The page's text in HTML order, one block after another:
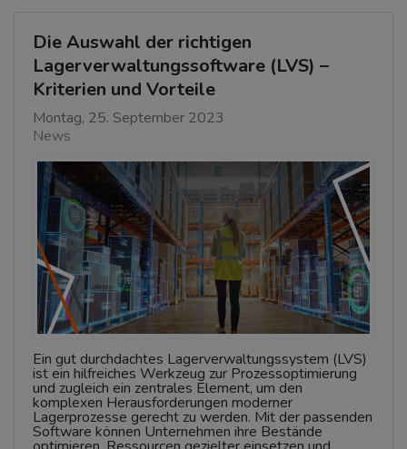
Die Auswahl der richtigen
Lagerverwaltungssoftware (LVS) –
Kriterien und Vorteile
Montag, 25. September 2023
News
Ein gut durchdachtes Lagerverwaltungssystem (LVS)
ist ein hilfreiches Werkzeug zur Prozessoptimierung
und zugleich ein zentrales Element, um den
komplexen Herausforderungen moderner
Lagerprozesse gerecht zu werden. Mit der passenden
Software können Unternehmen ihre Bestände